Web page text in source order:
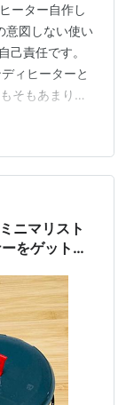
ーター自作し
意図しない使い
己責任です。
ィヒーターと
そもあまり出
ることにして
SOTOのアミカ
て良い感じで
下方が暑くな
で購入し
ニマリスト
をゲットし